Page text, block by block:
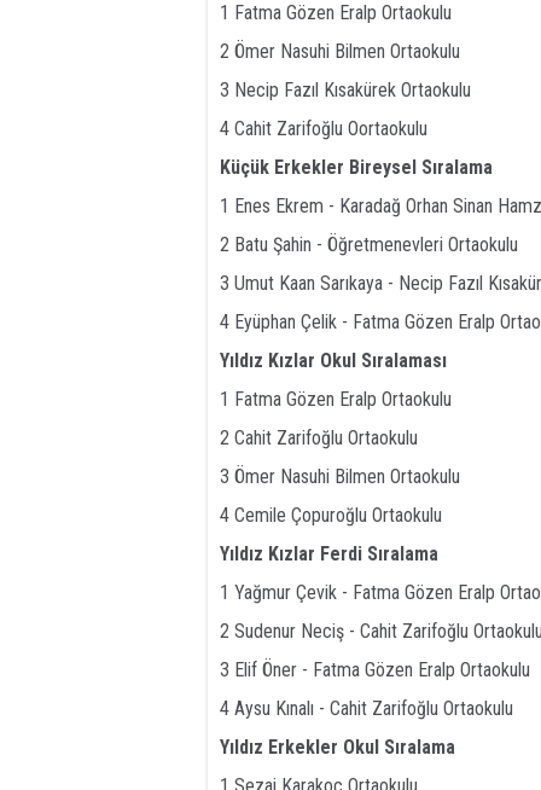
1 Fatma Gözen Eralp Ortaokulu
2 Ömer Nasuhi Bilmen Ortaokulu
3 Necip Fazıl Kısakürek Ortaokulu
4 Cahit Zarifoğlu Oortaokulu
Küçük Erkekler Bireysel Sıralama
1 Enes Ekrem - Karadağ Orhan Sinan
2 Batu Şahin - Öğretmenevleri Ortaokulu
3 Umut Kaan Sarıkaya - Necip Fazıl
4 Eyüphan Çelik - Fatma Gözen Eralp
Yıldız Kızlar Okul Sıralaması
1 Fatma Gözen Eralp Ortaokulu
2 Cahit Zarifoğlu Ortaokulu
3 Ömer Nasuhi Bilmen Ortaokulu
4 Cemile Çopuroğlu Ortaokulu
Yıldız Kızlar Ferdi Sıralama
1 Yağmur Çevik - Fatma Gözen Eralp
2 Sudenur Neciş - Cahit Zarifoğlu Ortaokulu
3 Elif Öner - Fatma Gözen Eralp Ortaokulu
4 Aysu Kınalı - Cahit Zarifoğlu Ortaokulu
Yıldız Erkekler Okul Sıralama